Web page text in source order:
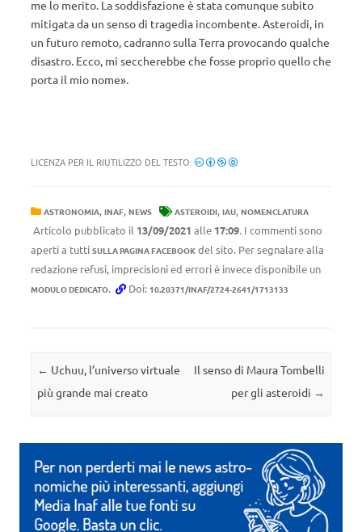
me lo merito. La soddisfazione è stata comunque subito
mitigata da un senso di tragedia incombente. Asteroidi, in
un futuro remoto, cadranno sulla Terra provocando qualche
disastro. Ecco, mi seccherebbe che fosse proprio quello che
porta il mio nome».
LICENZA PER IL RIUTILIZZO DEL TESTO:
ASTRONOMIA, INAF, NEWS ASTEROIDI, IAU, NOMENCLATURA
Articolo pubblicato il 13/09/2021 alle 17:09. I commenti sono
aperti a tutti SULLA PAGINA FACEBOOK del sito. Per segnalare alla
redazione refusi, imprecisioni ed errori è invece disponibile un
MODULO DEDICATO. Doi: 10.20371/INAF/2724-2641/1713133
Navigazione articolo
← Uchuu, l’universo virtuale
più grande mai creato
Il senso di Maura Tombelli
per gli asteroidi →